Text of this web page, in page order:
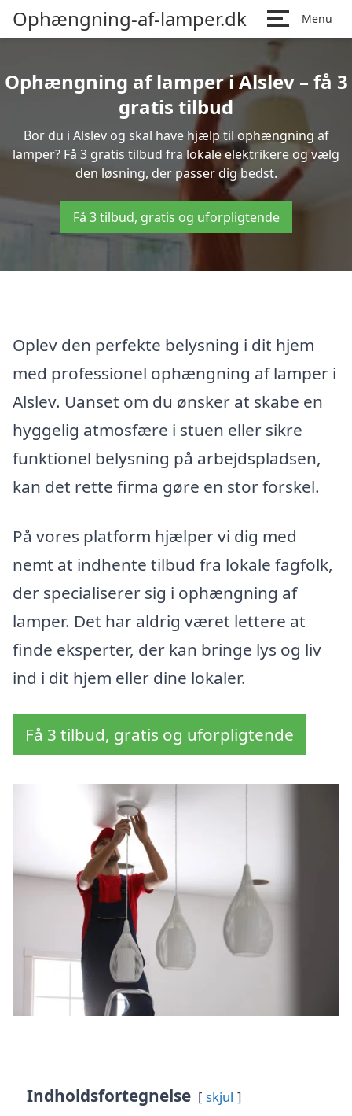
Ophængning-af-lamper.dk Menu
Ophængning af lamper i Alslev – få 3
gratis tilbud
Bor du i Alslev og skal have hjælp til ophængning af
lamper? Få 3 gratis tilbud fra lokale elektrikere og vælg
den løsning, der passer dig bedst.
Få 3 tilbud, gratis og uforpligtende
Oplev den perfekte belysning i dit hjem
med professionel ophængning af lamper i
Alslev. Uanset om du ønsker at skabe en
hyggelig atmosfære i stuen eller sikre
funktionel belysning på arbejdspladsen,
kan det rette firma gøre en stor forskel.
På vores platform hjælper vi dig med
nemt at indhente tilbud fra lokale fagfolk,
der specialiserer sig i ophængning af
lamper. Det har aldrig været lettere at
finde eksperter, der kan bringe lys og liv
ind i dit hjem eller dine lokaler.
Få 3 tilbud, gratis og uforpligtende
Indholdsfortegnelse skjul